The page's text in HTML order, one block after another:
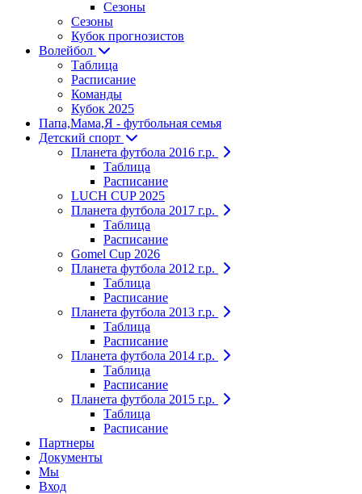
Сезоны
Сезоны
Кубок прогнозистов
Волейбол
Таблица
Расписание
Команды
Кубок 2025
Папа,Мама,Я - футбольная семья
Детский спорт
Планета футбола 2016 г.р.
Таблица
Расписание
LUCH CUP 2025
Планета футбола 2017 г.р.
Таблица
Расписание
Gomel Cup 2026
Планета футбола 2012 г.р.
Таблица
Расписание
Планета футбола 2013 г.р.
Таблица
Расписание
Планета футбола 2014 г.р.
Таблица
Расписание
Планета футбола 2015 г.р.
Таблица
Расписание
Партнеры
Документы
Мы
Вход